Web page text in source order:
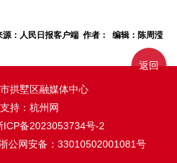
源：人民日报客户端 作者： 编辑：陈周滢
拱墅区融媒体中心
持：杭州网
ICP备2023053734号-2
公网安备：33010502001081号
返回